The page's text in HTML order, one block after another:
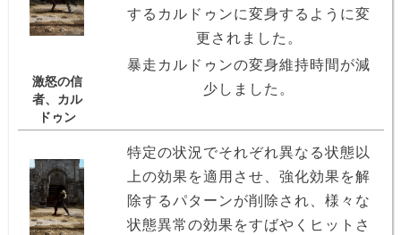
激怒の信
者、カル
ドゥン
するカルドゥンに変身するように変
更されました。
暴走カルドゥンの変身維持時間が減
少しました。
特定の状況でそれぞれ異なる状態以
上の効果を適用させ、強化効果を解
除するパターンが削除され、様々な
状態異常の効果をすばやくヒットさ